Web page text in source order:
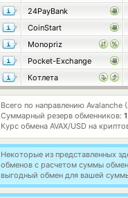
24PayBank
CoinStart
Monopriz
Pocket-Exchange
Котлета
Всего по направлению Avalanche
Суммарный резерв обменников:
Курс обмена AVAX/USD на
Некоторые из представленных
обменов с расчетом суммы
выгодный обмен для вашей